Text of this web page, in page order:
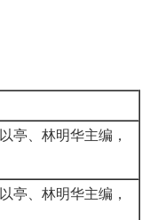
亭、林明华主编，
亭、林明华主编，